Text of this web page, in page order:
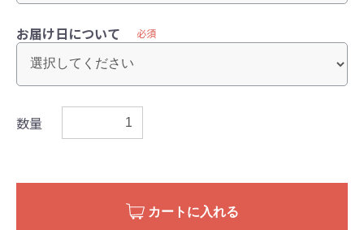
お届け日について 必須
数量
カートに入れる